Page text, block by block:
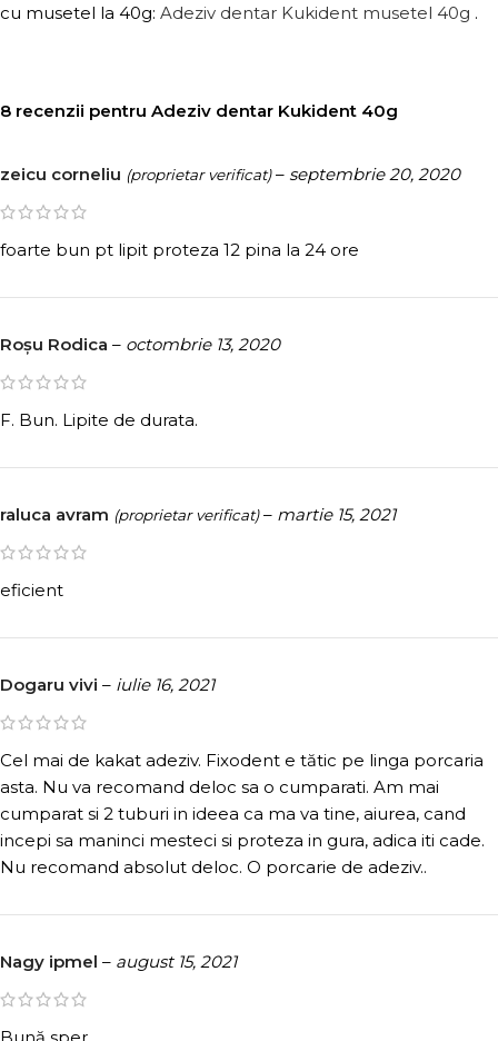
cu musetel la 40g: Adeziv dentar Kukident musetel 40g .
8 recenzii pentru Adeziv dentar Kukident 40g
zeicu corneliu (proprietar verificat) – septembrie 20, 2020
foarte bun pt lipit proteza 12 pina la 24 ore
Roșu Rodica – octombrie 13, 2020
F. Bun. Lipite de durata.
raluca avram (proprietar verificat) – martie 15, 2021
eficient
Dogaru vivi – iulie 16, 2021
Cel mai de kakat adeziv. Fixodent e tătic pe linga porcaria
asta. Nu va recomand deloc sa o cumparati. Am mai
cumparat si 2 tuburi in ideea ca ma va tine, aiurea, cand
incepi sa maninci mesteci si proteza in gura, adica iti cade.
Nu recomand absolut deloc. O porcarie de adeziv..
Nagy ipmel – august 15, 2021
Bună sper